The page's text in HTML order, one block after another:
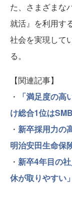
た、さまざまな
就活』を利用す
社会を実現して
る。
【関連記事】
・
「満足度の
け総合1位は
・ 新卒採用力の
明治安田生命保
・ 新卒4年目の
休が取りやすい